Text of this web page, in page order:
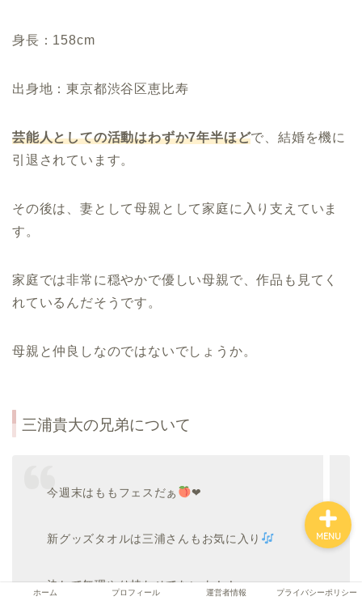
身長：158cm
出身地：東京都渋谷区恵比寿
芸能人としての活動はわずか7年半ほどで、結婚を機に
引退されています。
その後は、妻として母親として家庭に入り支えていま
す。
家庭では非常に穏やかで優しい母親で、作品も見てく
れているんだそうです。
母親と仲良しなのではないでしょうか。
三浦貴大の兄弟について
今週末はももフェスだぁ ❤︎
新グッズタオルは三浦さんもお気に入り
決して無理やり持たせてないよ！！
ホーム プロフィール 運営者情報 プライバシーポリシー
MENU
プロフィール